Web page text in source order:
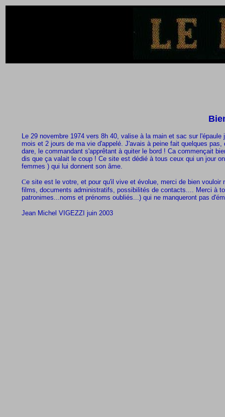
Le 29 novembre 1974 vers 8h 40, valise à la main et sac sur
mois et 2 jours de ma vie d'appelé. J'avais à peine fait quelques
dare, le commandant s'apprêtant à quiter le bord ! Ca commençait
dis que ça valait le coup ! Ce site est dédié à tous ceux qui un jour
femmes ) qui lui donnent son âme.
Ce site est le votre, et pour qu'il vive et évolue, merci de bien
films, documents administratifs, possibilités de contacts.... Merci à
patronimes...noms et prénoms oubliés...) qui ne manqueront pas
Jean Michel VIGEZZI juin 2003